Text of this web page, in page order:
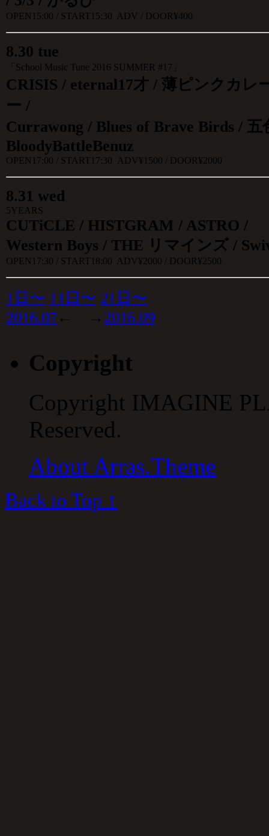
OPEN15:00 / START15:30 ADV / DOOR¥400
8.30 tue
「School Music Tune 2016 SUMMER #17」
CRISIS / eternal17才 / 薄ピンクカレ
ー /
Currawong / Blues of Brave Birds / 五
BloodyBattleBenuz
OPEN17:00 / START17:30 ADV¥1500 / DOOR¥2000
8.31 wed
5YEARS
CUTiCLE / HISTGRAM / ASTRO /
Western Boys / THE リマインズ /
OPEN17:30 / START18:00 ADV¥2000 / DOOR¥2500
1日〜 11日〜 21日〜
2016.07 ← → 2016.09
Copyright
Copyright IMAGINE
Reserved.
About Arras.Theme
Back to Top ↑